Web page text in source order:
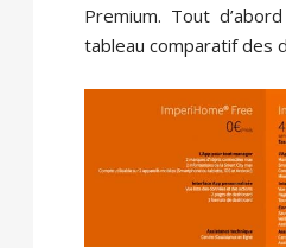
Premium. Tout
tableau comparatif des